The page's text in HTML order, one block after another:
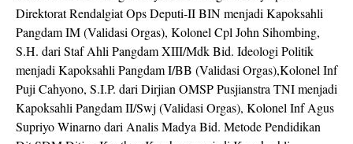
Direktorat Rendalgiat Ops Deputi-II BIN menjadi Kapoksahli
Pangdam IM (Validasi Orgas), Kolonel Cpl John Sihombing,
S.H. dari Staf Ahli Pangdam XIII/Mdk Bid. Ideologi Politik
menjadi Kapoksahli Pangdam I/BB (Validasi Orgas),Kolonel Inf
Puji Cahyono, S.I.P. dari Dirjian OMSP Pusjianstra TNI menjadi
Kapoksahli Pangdam II/Swj (Validasi Orgas), Kolonel Inf Agus
Supriyo Winarno dari Analis Madya Bid. Metode Pendidikan